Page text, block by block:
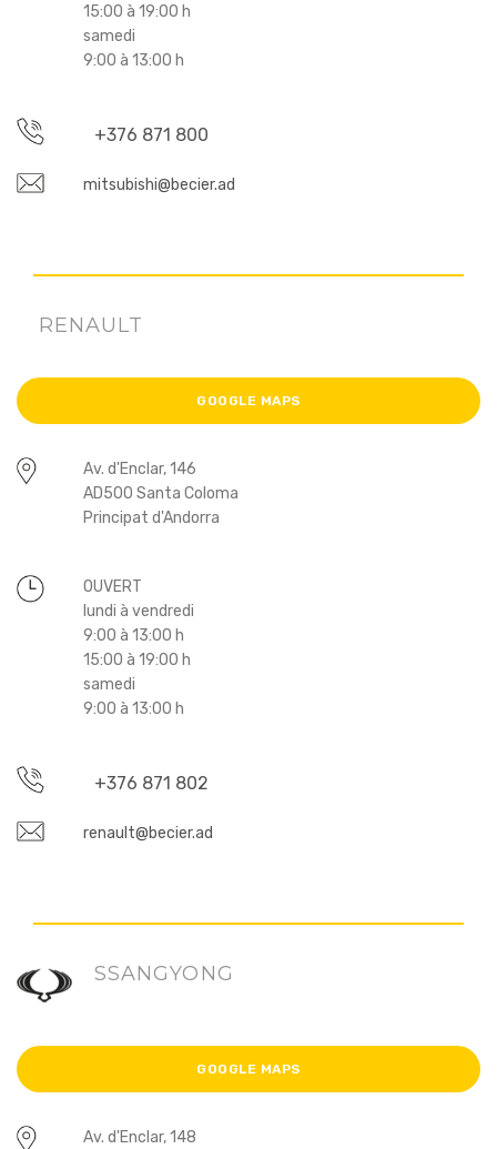
15:00 à 19:00 h
samedi
9:00 à 13:00 h
+376 871 800
mitsubishi@becier.ad
RENAULT
GOOGLE MAPS
Av. d'Enclar, 146
AD500 Santa Coloma
Principat d'Andorra
OUVERT
lundi à vendredi
9:00 à 13:00 h
15:00 à 19:00 h
samedi
9:00 à 13:00 h
+376 871 802
renault@becier.ad
SSANGYONG
GOOGLE MAPS
Av. d'Enclar, 148